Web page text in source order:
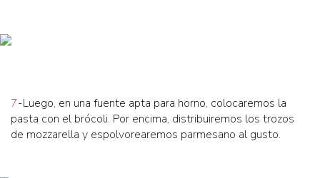
7-Luego, en una fuente apta para horno, colocaremos la
pasta con el brócoli. Por encima, distribuiremos los trozos
de mozzarella y espolvorearemos parmesano al gusto.